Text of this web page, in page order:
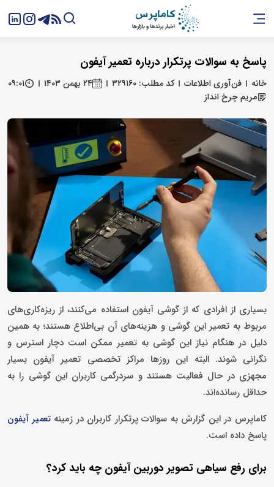
پاسخ به سوالات پرتکرار درباره تعمیر آیفون
خانه فن‌آوری اطلاعات کد مطلب: ۳۲۹۱۶۰ ۲۴ بهمن ۱۴۰۳
۰۹:۰۱
مریم چرخ انداز
بسیاری از افرادی که از گوشی آیفون استفاده می‌کنند، از ریزه‌کاری‌های
مربوط به تعمیر این گوشی و هزینه‌های آن بی‌اطلاع هستند؛ به همین
دلیل در هنگام نیاز این گوشی به تعمیر ممکن است دچار استرس و
نگرانی شوند. البته این روزها مراکز تخصصی تعمیر آیفون بسیار
مجهزی در حال فعالیت هستند و سردرگمی کاربران این گوشی را به
حداقل رسانده‌اند.
کاماپرس در این گزارش به سوالات پرتکرار کاربران در زمینهتعمیر آیفون
پاسخ داده است.
برای رفع سیاهی تصویر دوربین آیفون چه باید کرد؟